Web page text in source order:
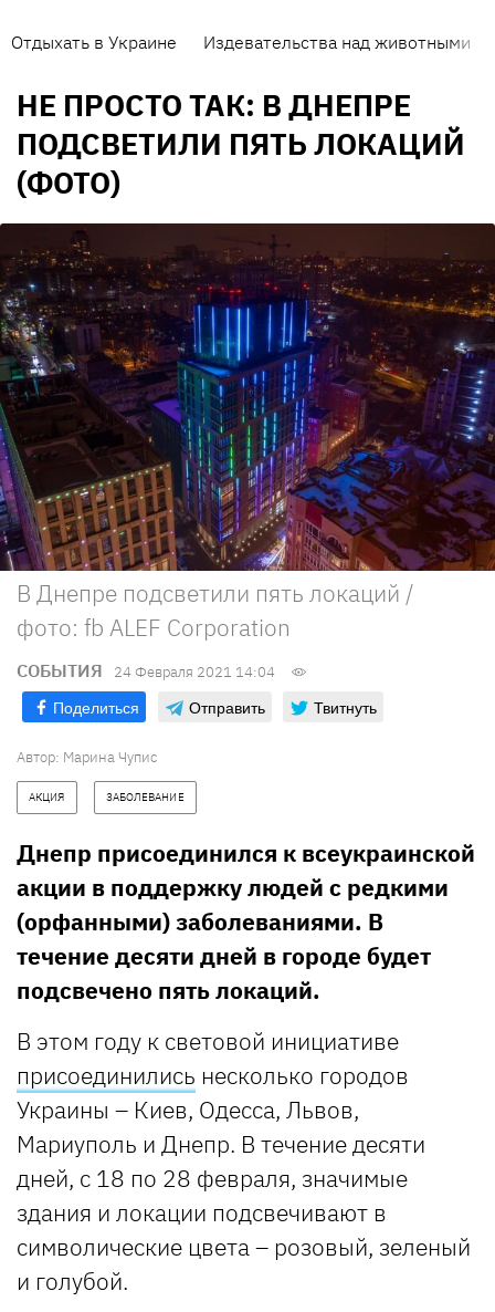
Отдыхать в Украине Издевательства над животными
НЕ ПРОСТО ТАК: В ДНЕПРЕ
ПОДСВЕТИЛИ ПЯТЬ ЛОКАЦИЙ
(ФОТО)
В Днепре подсветили пять локаций /
фото: fb ALEF Corporation
СОБЫТИЯ 24 Февраля 2021 14:04
Поделиться Отправить Твитнуть
Автор: Марина Чупис
АКЦИЯ ЗАБОЛЕВАНИЕ
Днепр присоединился к всеукраинской
акции в поддержку людей с редкими
(орфанными) заболеваниями. В
течение десяти дней в городе будет
подсвечено пять локаций.
В этом году к световой инициативе
присоединились несколько городов
Украины – Киев, Одесса, Львов,
Мариуполь и Днепр. В течение десяти
дней, с 18 по 28 февраля, значимые
здания и локации подсвечивают в
символические цвета – розовый, зеленый
и голубой.